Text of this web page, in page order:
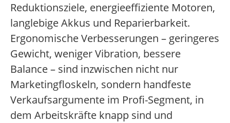
Reduktionsziele, energieeffiziente Motoren,
langlebige Akkus und Reparierbarkeit.
Ergonomische Verbesserungen – geringeres
Gewicht, weniger Vibration, bessere
Balance – sind inzwischen nicht nur
Marketingfloskeln, sondern handfeste
Verkaufsargumente im Profi-Segment, in
dem Arbeitskräfte knapp sind und